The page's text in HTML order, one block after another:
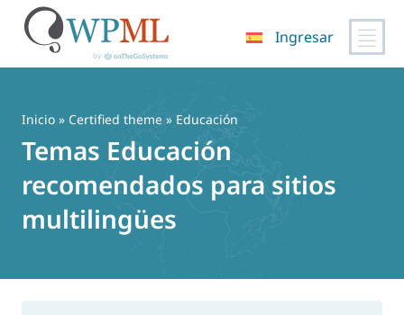
contenido
Ingresar
Inicio » Certified theme » Educación
Temas Educación
recomendados para sitios
multilingües